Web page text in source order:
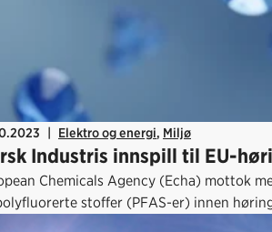
| Elektro og energi, Miljø
Industris innspill til EU-
Chemicals Agency (Echa) mottok
stoffer (PFAS-er) innen